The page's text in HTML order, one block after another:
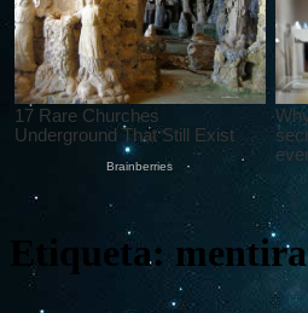
Etiqueta: mentira